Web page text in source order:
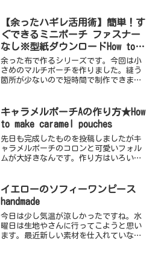
【余ったハギレ活用術】簡単！す
ぐできるミニポーチ ファスナー
なし※型紙ダウンロードHow to
make a mini pouch（Film 036）
余った布で作るシリーズです。今回は小
さめのマルチポーチを作りました。縫う
箇所が少ないので短時間で制作できます
自宅のプリンタで印刷してご利用可能で
す。↓（印刷枚数...
キャラメルポーチAの作り方★How
to make caramel pouches
先日も完成したものを投稿しましたがキ
ャラメルポーチのコロンと可愛いフォル
ムが大好きなんです。作り方はいろいろ
ルポーチ Aマチをまずは裏から縫って、
その後表から縫うのです...
イエローのソフィーワンピース
handmade
今日は少し気温が涼しかったですね。水
曜日は生地やさんに行ってこようと思い
ます。最近新しい素材を仕入れていなか